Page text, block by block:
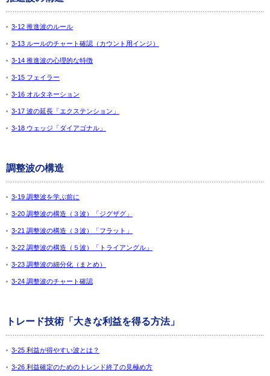
3-12 推進波のルール
3-13 ルールのチャート確認（カウント用インジ）
3-14 推進波の心理的な特徴
3-15 フェイラー
3-16 オルタネーション
3-17 波の延長「エクステンション」
3-18 ウェッジ「ダイアゴナル」
調整波の構造
3-19 調整波を学ぶ前に
3-20 調整波の構造（３波）「ジグザグ」
3-21 調整波の構造（３波）「フラット」
3-22 調整波の構造（５波）「トライアングル」
3-23 調整波の細分化（まとめ）
3-24 調整波のチャート確認
トレード技術「大きな利益を得る方法」
3-25 利益が得やすい波とは？
3-26 利益確定のためのトレンド終了の見極め方